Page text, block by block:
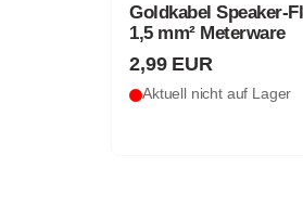
Goldkabel Speaker-
1,5 mm² Meterware
2,99 EUR
Aktuell nicht auf Lager